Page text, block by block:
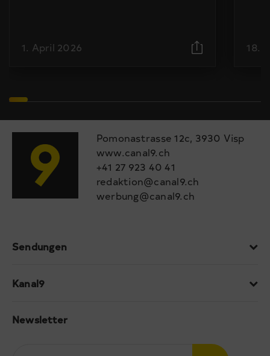
1. April 2026 18.
Pomonastrasse 12c, 3930 Visp
www.canal9.ch
+41 27 923 40 41
redaktion@canal9.ch
werbung@canal9.ch
Sendungen
Kanal9
Newsletter